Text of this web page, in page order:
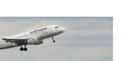
ai
l
e
n